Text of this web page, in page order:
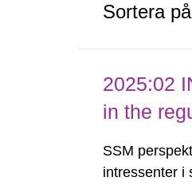
Sortera
2025:02
in the
SSM
intressenter i